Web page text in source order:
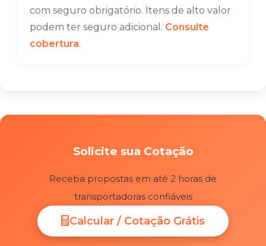
com seguro obrigatório. Itens de alto valor
podem ter seguro adicional. Consulte
cobertura.
Solicite sua Cotação
Receba propostas em até 2 horas de
transportadoras confiáveis
Calcular / Cotação Grátis